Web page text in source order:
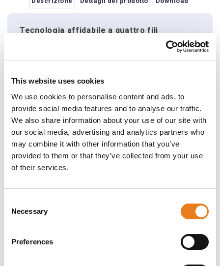
This website uses cookies
We use cookies to personalise content and ads, to
provide social media features and to analyse our traffic.
We also share information about your use of our site with
our social media, advertising and analytics partners who
may combine it with other information that you’ve
provided to them or that they’ve collected from your use
of their services.
Selection
Necessary
Preferences
Tecnologia affidabile a quattro fili
Le postazioni interfoniche da tavolo Commend
l'identificazione immediata della postazione
chiamata o chiamante e visualizza le
informazioni relative allo stato operativo,
allarmi e altro ancora. Le postazioni hanno tre
tasti funzione aggiuntivi sensibili al contesto
che possono eseguire diverse operazioni
secondo le caratteristiche implementate come,
per esempio, controllo elettronico del volume,
scorrimento dei messaggi sul display, e così
via. È disponibile un campo index per
L'amplificatore integrato permette di regolare
Caratteristiche principali